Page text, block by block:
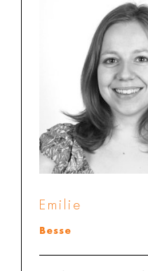
Emilie
Besse